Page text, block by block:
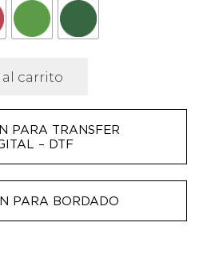
carrito
PARA TRANSFER
– DTF
PARA BORDADO